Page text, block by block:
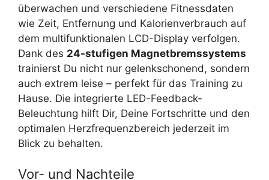
überwachen und verschiedene Fitnessdaten
wie Zeit, Entfernung und Kalorienverbrauch auf
dem multifunktionalen LCD-Display verfolgen.
Dank des 24-stufigen Magnetbremssystems
trainierst Du nicht nur gelenkschonend, sondern
auch extrem leise – perfekt für das Training zu
Hause. Die integrierte LED-Feedback-
Beleuchtung hilft Dir, Deine Fortschritte und den
optimalen Herzfrequenzbereich jederzeit im
Blick zu behalten.
Vor- und Nachteile